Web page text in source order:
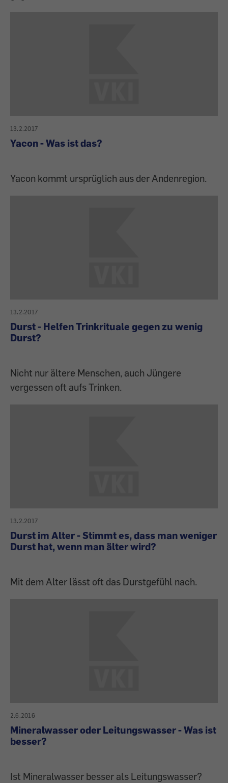
13.2.2017
Yacon - Was ist das?
Yacon kommt ursprüglich aus der Andenregion.
13.2.2017
Durst - Helfen Trinkrituale gegen zu wenig
Durst?
Nicht nur ältere Menschen, auch Jüngere
vergessen oft aufs Trinken.
13.2.2017
Durst im Alter - Stimmt es, dass man weniger
Durst hat, wenn man älter wird?
Mit dem Alter lässt oft das Durstgefühl nach.
2.6.2016
Mineralwasser oder Leitungswasser - Was ist
besser?
Ist Mineralwasser besser als Leitungswasser?